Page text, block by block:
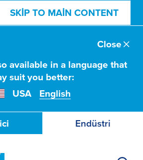
SKIP TO MAIN CONTENT
available in a language that
suit you better:
USA
English
Close
Endüstri